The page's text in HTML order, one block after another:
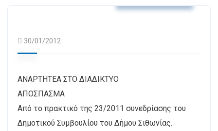
30/01/2012
ΑΝΑΡΤΗΤΕΑ ΣΤΟ ΔΙΑΔΙΚΤΥΟ
ΑΠΟΣΠΑΣΜΑ
Από το πρακτικό της 23/2011 συνεδρίασης του
Δημοτικού Συμβουλίου του Δήμου Σιθωνίας.